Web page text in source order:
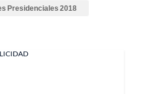
Presidenciales 2018